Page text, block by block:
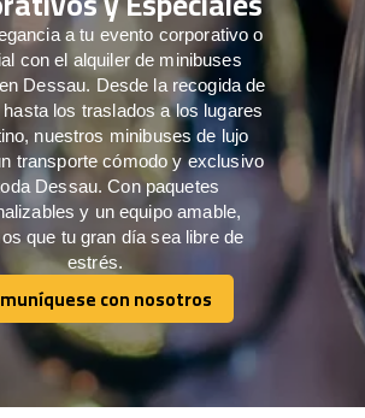
a tu evento corporativo o
con el alquiler de minibuses
Dessau. Desde la recogida de
hasta los traslados a los lugares
nuestros minibuses de lujo
transporte cómodo y exclusivo
Dessau. Con paquetes
y un equipo amable,
que tu gran día sea libre de
estrés.
con nosotros
con nosotros